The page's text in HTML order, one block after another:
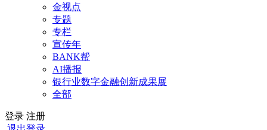
金视点
专题
专栏
宣传年
BANK帮
AI播报
银行业数字金融创新成果展
全部
登录 注册